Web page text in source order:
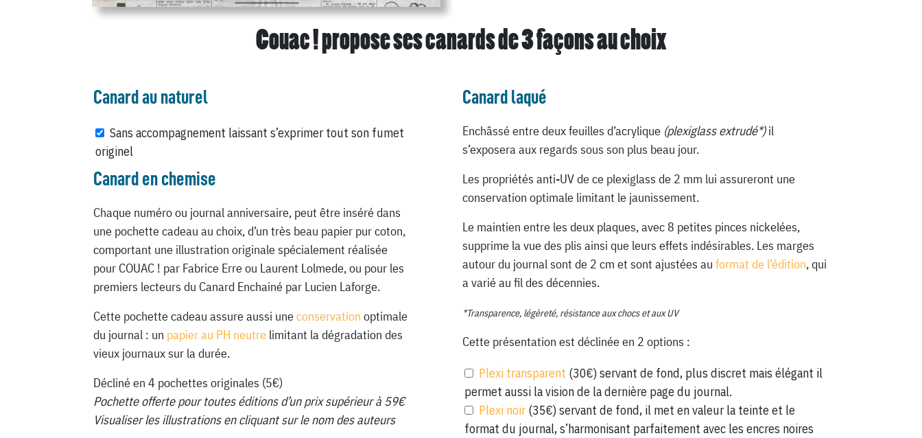
Couac ! propose ses canards de3 façons au choix
Canard au naturel
Sans accompagnement laissant s’exprimer tout son fumet
originel
Canard en chemise
Chaque numéro ou journal anniversaire, peut être inséré dans
une pochette cadeau au choix, d’un très beau papier pur coton,
comportant une illustration originale spécialement réalisée
pour COUAC ! par Fabrice Erre ou Laurent Lolmede, ou pour les
premiers lecteurs du Canard Enchainé par Lucien Laforge.
Cette pochette cadeau assure aussi uneconservation optimale
du journal : un papier au PH neutre limitant la dégradation des
vieux journaux sur la durée.
Décliné en 4 pochettes originales (5€)
Pochette offerte pour toutes éditions d’un prix supérieur à 59€
Visualiser les illustrations en cliquant sur le nom des auteurs
Canard laqué
Enchâssé entre deux feuilles d’acrylique (plexiglass extrudé*)il
s’exposera aux regards sous son plus beau jour.
Les propriétés anti-UV de ce plexiglass de 2 mm lui assureront une
conservation optimale limitant le jaunissement.
Le maintien entre les deux plaques, avec 8 petites pinces nickelées,
supprime la vue des plis ainsi que leurs effets indésirables. Les marges
autour du journal sont de 2 cm et sont ajustées au format de l’édition, qui
a varié au fil des décennies.
*Transparence, légèreté, résistance aux chocs et aux UV
Cette présentation est déclinée en 2 options :
Plexi transparent (30€) servant de fond, plus discret mais élégant il
permet aussi la vision de la dernière page du journal.
Plexi noir (35€) servant de fond, il met en valeur la teinte et le
format du journal, s’harmonisant parfaitement avec les encres noires